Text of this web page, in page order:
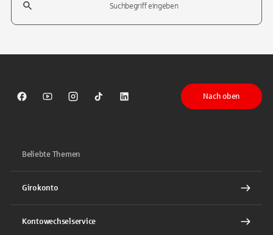
Sparkasse auf Facebook
Sparkasse auf Youtube
Sparkasse auf Instagram
Sparkasse auf TikTok
Sparkasse auf LinkedIn
Nach oben
Beliebte Themen
Girokonto
Kontowechselservice